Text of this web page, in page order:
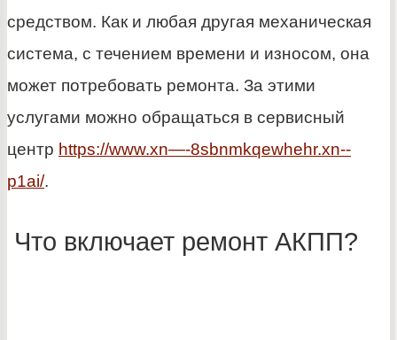
средством. Как и любая другая механическая
система, с течением времени и износом, она
может потребовать ремонта. За этими
услугами можно обращаться в сервисный
центр https://www.xn—-8sbnmkqewhehr.xn--
p1ai/.
Что включает ремонт АКПП?